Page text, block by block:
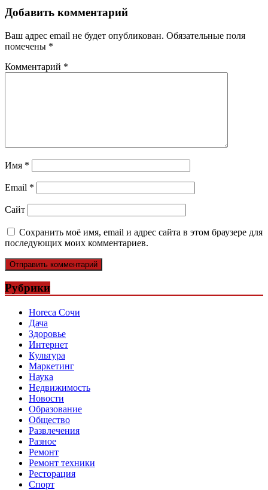
Добавить комментарий
Ваш адрес email не будет опубликован. Обязательные поля
помечены *
Комментарий *
Имя *
Email *
Сайт
Сохранить моё имя, email и адрес сайта в этом браузере для
последующих моих комментариев.
Рубрики
Horeca Сочи
Дача
Здоровье
Интернет
Культура
Маркетинг
Наука
Недвижимость
Новости
Образование
Общество
Развлечения
Разное
Ремонт
Ремонт техники
Ресторация
Спорт